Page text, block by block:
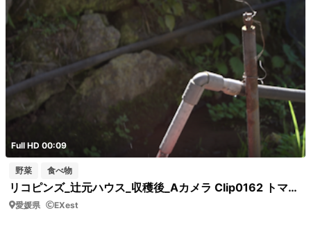
Full HD 00:09
野菜 食べ物
リコピンズ_辻元ハウス_収穫後_Aカメラ Clip0162 トマトを洗う様子
愛媛県 EXest